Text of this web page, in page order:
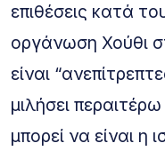
επιθέσεις κατά
οργάνωση Χούθι
είναι
μιλήσει
μπορεί να είναι η